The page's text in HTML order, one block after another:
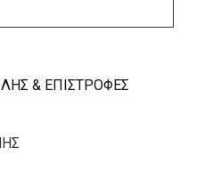
& ΕΠΙΣΤΡΟΦΈΣ